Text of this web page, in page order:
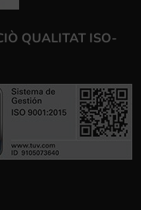
QUALITAT ISO-